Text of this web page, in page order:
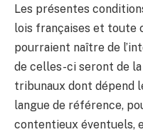
Les présentes
lois françaises et toute
pourraient naître de
de celles-ci seront de
tribunaux dont dépend
langue de référence,
contentieux éventuels,